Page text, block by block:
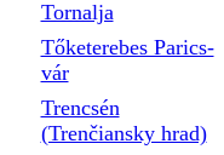
Tornalja
Tőketerebes Parics-
vár
Trencsén
(Trenčiansky hrad)